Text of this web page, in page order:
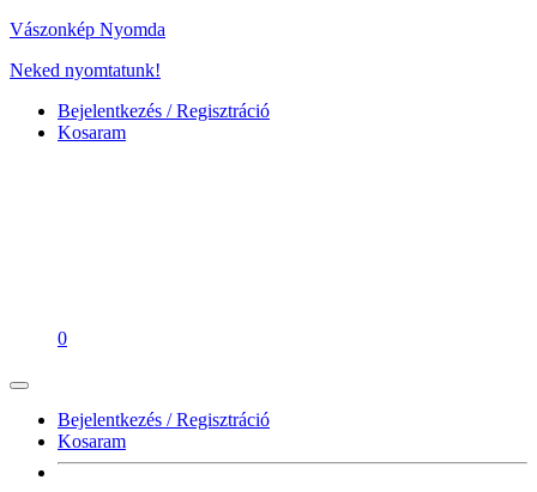
Vászonkép Nyomda
Neked nyomtatunk!
Bejelentkezés / Regisztráció
Kosaram
0
Bejelentkezés / Regisztráció
Kosaram